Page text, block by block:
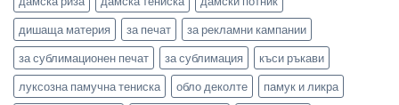
дишаща материя
за печат
за рекламни кампании
за сублимационен печат
за сублимация
къси ръкави
луксозна памучна тениска
обло деколте
памук и ликра